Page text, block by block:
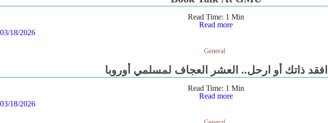
Read Time: 1Min
Read more
03/18/2026
General
افقد ذاتك أو ارحل.. العشر العجاف لمسلمي أوروبا
Read Time: 1Min
Read more
03/18/2026